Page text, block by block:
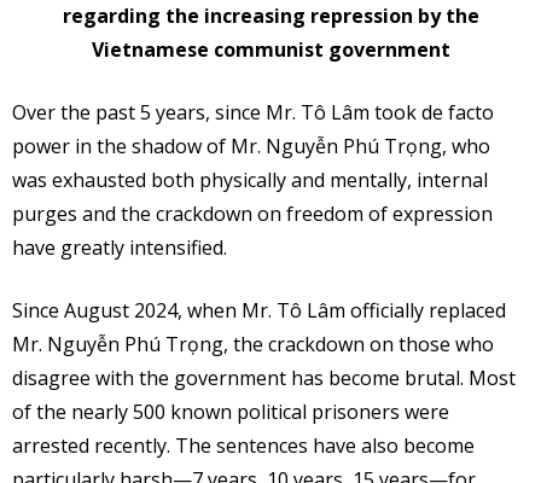
regarding the increasing repression by the
Vietnamese communist government
Over the past 5 years, since Mr. Tô Lâm took de facto
power in the shadow of Mr. Nguyễn Phú Trọng, who
was exhausted both physically and mentally, internal
purges and the crackdown on freedom of expression
have greatly intensified.
Since August 2024, when Mr. Tô Lâm officially replaced
Mr. Nguyễn Phú Trọng, the crackdown on those who
disagree with the government has become brutal. Most
of the nearly 500 known political prisoners were
arrested recently. The sentences have also become